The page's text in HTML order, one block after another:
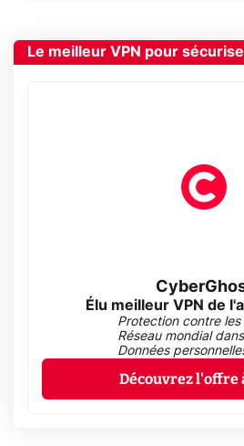
Le meilleur VPN pour
Élu meilleur VPN de
Protection contre
Réseau mondial
Données
Découvrez l'offre